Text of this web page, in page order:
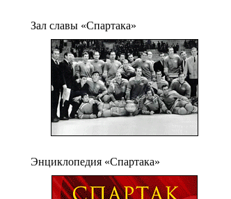
Зал славы «Спартака»
Энциклопедия «Спартака»